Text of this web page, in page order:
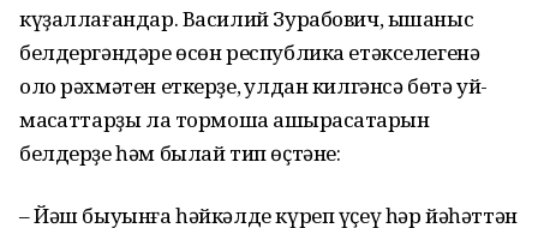
күҙаллағандар. Василий Зурабович, ышаныс
белдергәндәре өсөн республика етәкселегенә
оло рәхмәтен еткерҙе, ҡулдан килгәнсә бөтә уй-
маҡсаттарҙы ла тормошҡа ашырасаҡтарын
белдерҙе һәм былай тип өҫтәне:
– Йәш быуынға һәйкәлде күреп үҫеү һәр йәһәттән